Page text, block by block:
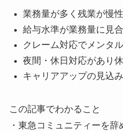
業務量が多く残業が慢
給与水準が業務量に見
クレーム対応でメンタ
夜間・休日対応があり
キャリアアップの見込
この記事でわかること
・東急コミュニティーを